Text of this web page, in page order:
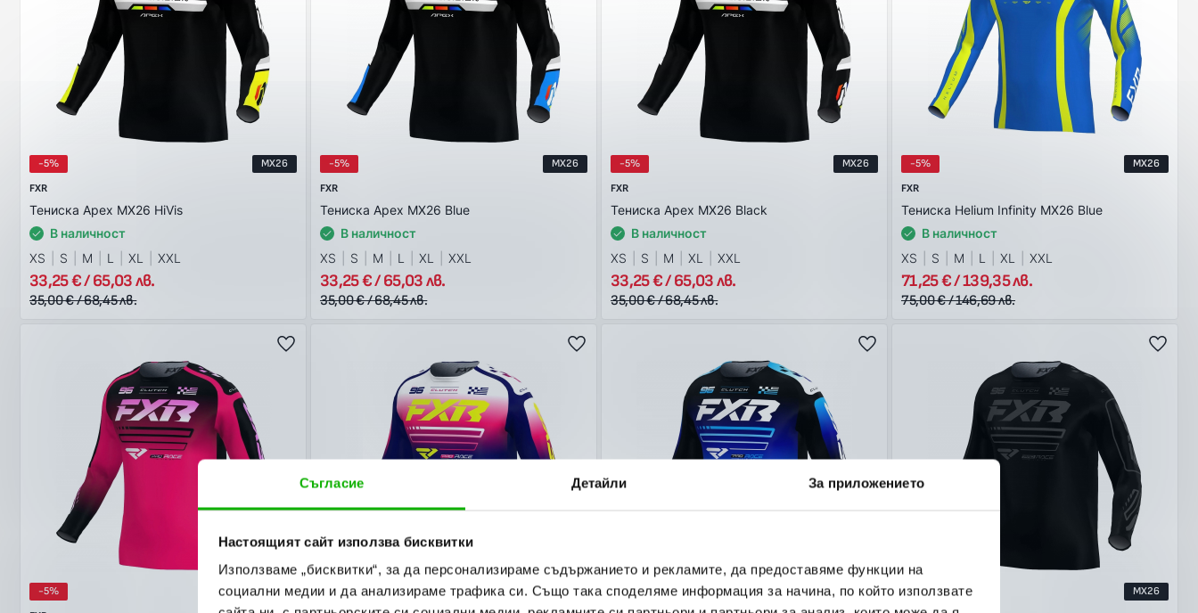
Съгласие Детайли За приложението
Настоящият сайт използва бисквитки
Използваме „бисквитки“, за да персонализираме съдържанието и рекламите, да предоставяме функции на
социални медии и да анализираме трафика си. Също така споделяме информация за начина, по който използвате
-5%
MX26
FXR
Тениска Apex MX26 HiVis
В наличност
XS
S M L XL XXL
33,25 € / 65,03 лв.
35,00 € / 68,45 лв.
-5%
MX26
FXR
Тениска Apex MX26 Blue
В наличност
XS
S M L XL XXL
33,25 € / 65,03 лв.
35,00 € / 68,45 лв.
-5%
MX26
FXR
Тениска Apex MX26 Black
В наличност
XS
S M XL XXL
33,25 € / 65,03 лв.
35,00 € / 68,45 лв.
-5%
MX26
FXR
Тениска Helium Infinity MX26 Blue
В наличност
XS
S M L XL XXL
71,25 € / 139,35 лв.
75,00 € / 146,69 лв.
-5%
MX26
-5%
MX26
-5%
MX26
-5%
MX26